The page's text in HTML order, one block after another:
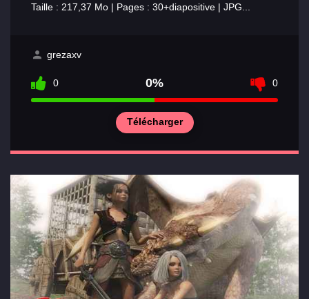
Taille : 217,37 Mo | Pages : 30+diapositive | JPG...
grezaxv
0 0% 0
Télécharger